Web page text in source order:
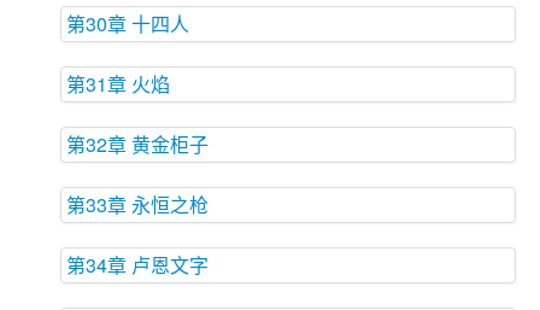
第30章 十四人
第31章 火焰
第32章 黄金柜子
第33章 永恒之枪
第34章 卢恩文字